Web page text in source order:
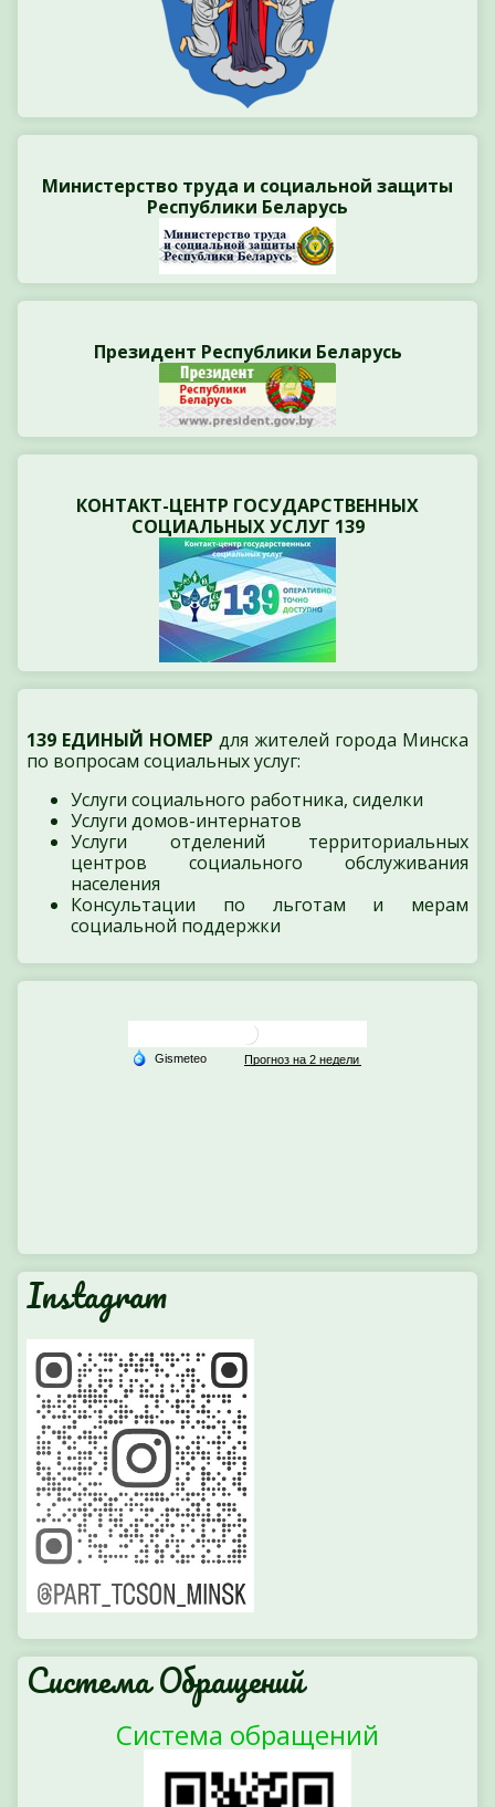
Министерство труда и социальной защиты
Республики Беларусь
Президент Республики Беларусь
КОНТАКТ-ЦЕНТР ГОСУДАРСТВЕННЫХ
СОЦИАЛЬНЫХ УСЛУГ 139
139 ЕДИНЫЙ НОМЕР для жителей города Минска
по вопросам социальных услуг:
Услуги социального работника, сиделки
Услуги домов-интернатов
Услуги отделений территориальных
центров социального обслуживания
населения
Консультации по льготам и мерам
социальной поддержки
Instagram
Система Обращений
Система обращений